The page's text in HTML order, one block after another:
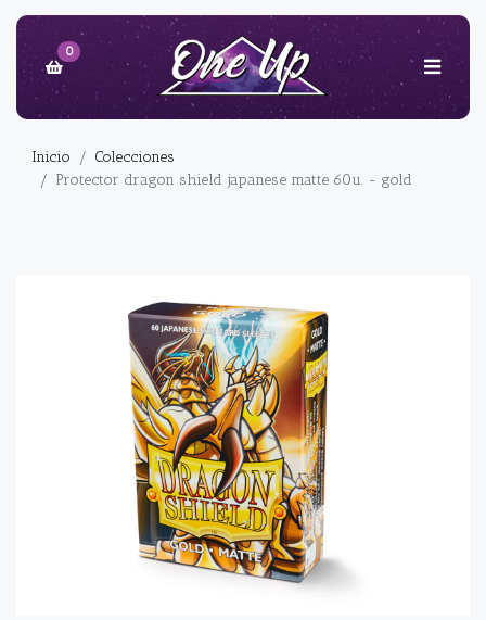
0
Inicio
Colecciones
Protector dragon shield japanese matte 60u. - gold